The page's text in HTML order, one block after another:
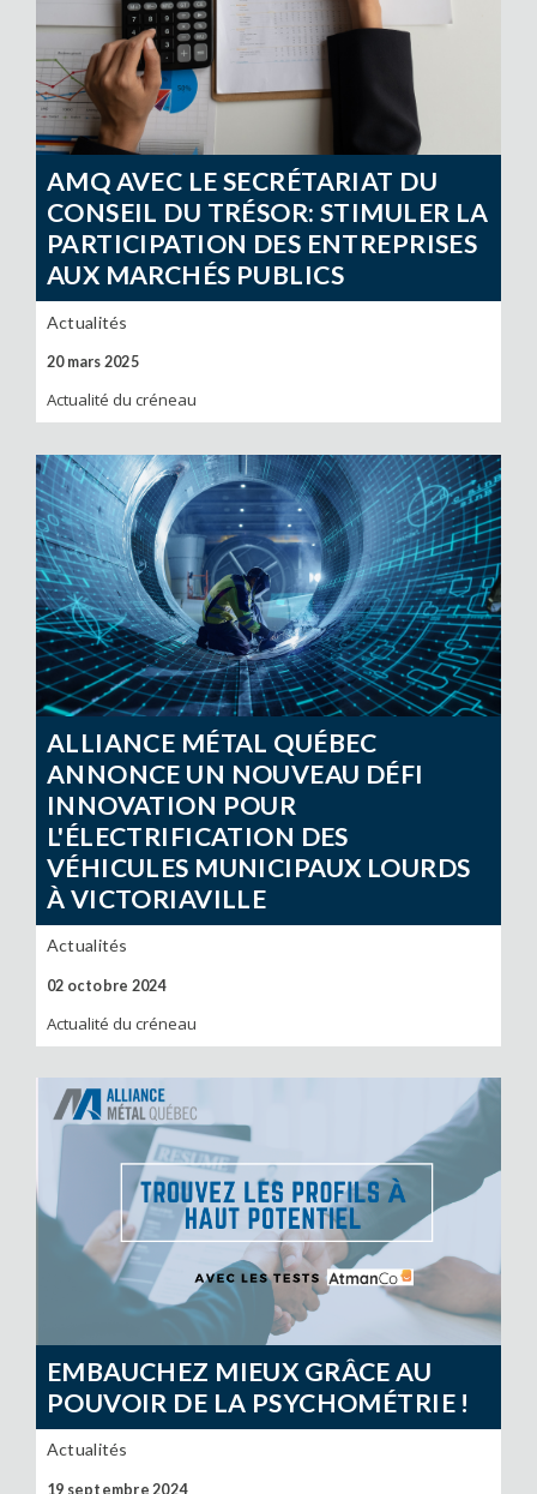
AMQ AVEC LE SECRÉTARIAT DU
CONSEIL DU TRÉSOR: STIMULER LA
PARTICIPATION DES ENTREPRISES
AUX MARCHÉS PUBLICS
Actualités
20 mars 2025
Actualité du créneau
ALLIANCE MÉTAL QUÉBEC
ANNONCE UN NOUVEAU DÉFI
INNOVATION POUR
L'ÉLECTRIFICATION DES
VÉHICULES MUNICIPAUX LOURDS
À VICTORIAVILLE
Actualités
02 octobre 2024
Actualité du créneau
EMBAUCHEZ MIEUX GRÂCE AU
POUVOIR DE LA PSYCHOMÉTRIE !
Actualités
19 septembre 2024